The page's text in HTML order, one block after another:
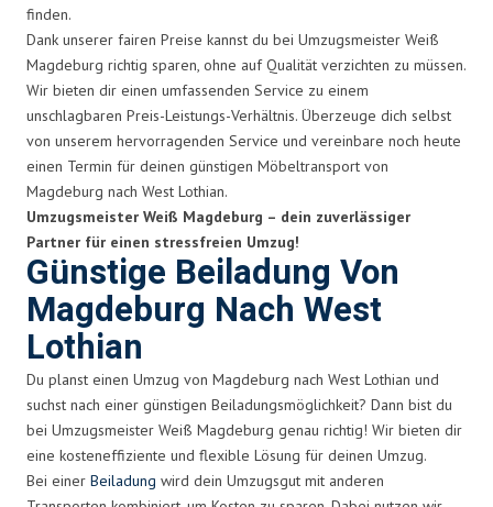
finden.
Dank unserer fairen Preise kannst du bei Umzugsmeister Weiß
Magdeburg richtig sparen, ohne auf Qualität verzichten zu müssen.
Wir bieten dir einen umfassenden Service zu einem
unschlagbaren Preis-Leistungs-Verhältnis. Überzeuge dich selbst
von unserem hervorragenden Service und vereinbare noch heute
einen Termin für deinen günstigen Möbeltransport von
Magdeburg nach West Lothian.
Umzugsmeister Weiß Magdeburg – dein zuverlässiger
Partner für einen stressfreien Umzug!
Günstige Beiladung Von
Magdeburg Nach West
Lothian
Du planst einen Umzug von Magdeburg nach West Lothian und
suchst nach einer günstigen Beiladungsmöglichkeit? Dann bist du
bei Umzugsmeister Weiß Magdeburg genau richtig! Wir bieten dir
eine kosteneffiziente und flexible Lösung für deinen Umzug.
Bei einer Beiladung wird dein Umzugsgut mit anderen